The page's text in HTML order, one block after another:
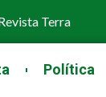
Terra
Política